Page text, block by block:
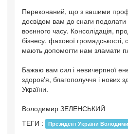
Переконаний, що з вашими
досвідом вам до снаги подолати
воєнного часу. Консолідація,
бізнесу, фахової громадськості,
мають допомогти нам зламати
Бажаю вам сил і невичерпної
здоров'я, благополуччя і нових
України.
Володимир ЗЕЛЕНСЬКИЙ
ТЕГИ :
Президент України